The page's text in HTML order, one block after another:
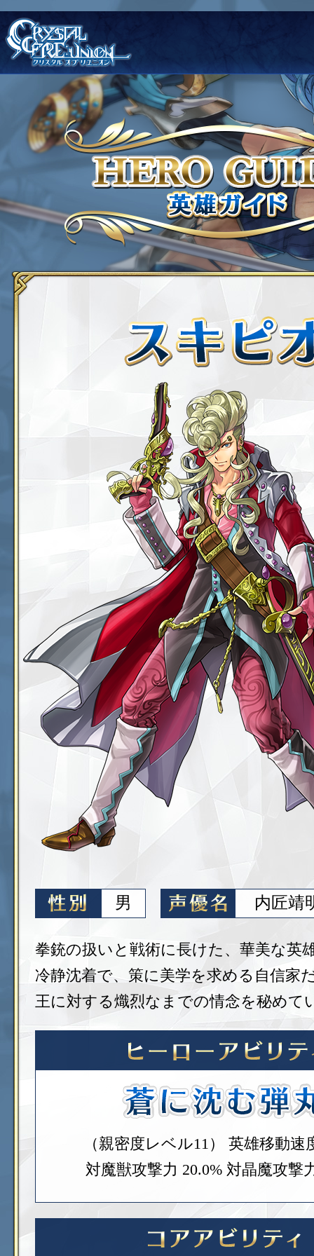
男 内匠靖
拳銃の扱いと戦術に長けた、華美な英
冷静沈着で、策に美学を求める自信家
王に対する熾烈なまでの情念を秘めて
（親密度レベル11）
英雄移動速
対魔獣攻撃力 20.0% 対晶魔攻撃